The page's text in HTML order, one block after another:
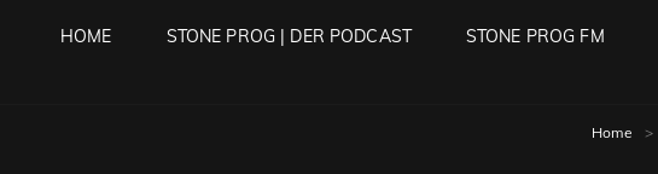
HOME STONE PROG | DER PODCAST STONE PROG FM
Home >